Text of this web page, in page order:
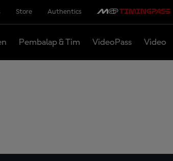
Store Authentics
Pembalap & Tim VideoPass Video